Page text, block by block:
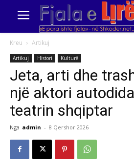
Kreu Artikuj
Artikuj Histori Kulturë
Jeta, arti dhe
një aktori
teatrin shqiptar
Nga admin - 8 Qershor 2026